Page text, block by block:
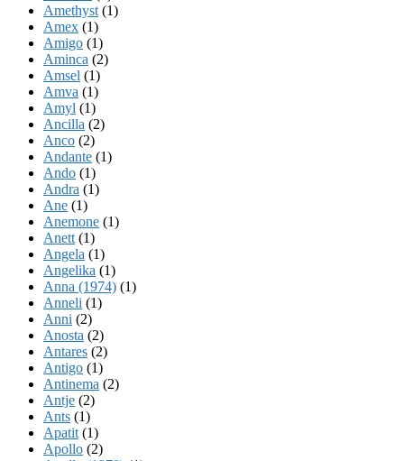
Amethyst (1)
Amex (1)
Amigo (1)
Aminca (2)
Amsel (1)
Amva (1)
Amyl (1)
Ancilla (2)
Anco (2)
Andante (1)
Ando (1)
Andra (1)
Ane (1)
Anemone (1)
Anett (1)
Angela (1)
Angelika (1)
Anna (1974) (1)
Anneli (1)
Anni (2)
Anosta (2)
Antares (2)
Antigo (1)
Antinema (2)
Antje (2)
Ants (1)
Apatit (1)
Apollo (2)